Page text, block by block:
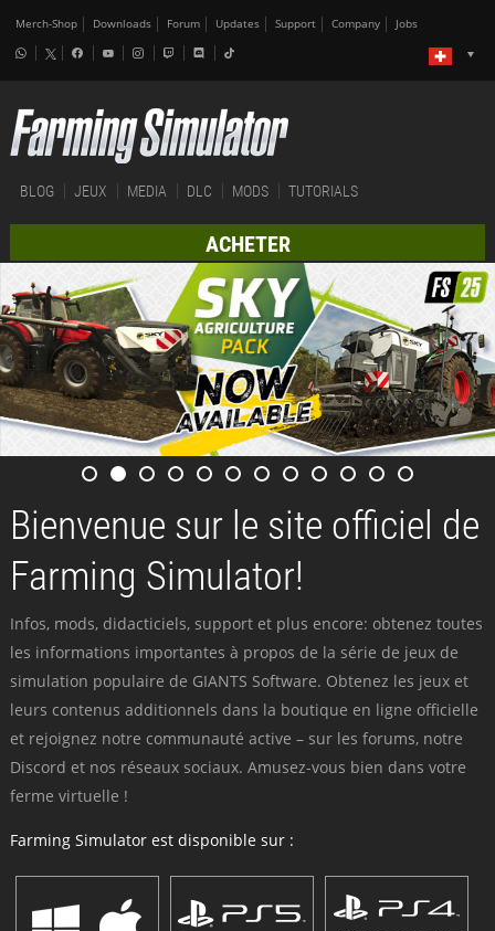
Merch-Shop Downloads Forum Updates Support Company Jobs
BLOG JEUX MEDIA DLC MODS TUTORIALS
ACHETER
Bienvenue sur le site officiel de
Farming Simulator!
Infos, mods, didacticiels, support et plus encore: obtenez toutes
les informations importantes à propos de la série de jeux de
simulation populaire de GIANTS Software. Obtenez les jeux et
leurs contenus additionnels dans la boutique en ligne officielle
et rejoignez notre communauté active – sur les forums, notre
Discord et nos réseaux sociaux. Amusez-vous bien dans votre
ferme virtuelle !
Farming Simulator est disponible sur :